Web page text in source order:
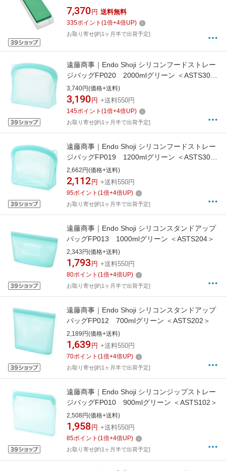
7,370 円 送料無料
335ポイント (1倍+4倍UP)
お取り寄せ[約1ヶ月半で出荷予定]
遠藤商事｜Endo Shoji シリコンフードストレー
ジバッグFP020 2000mlグリーン ＜ASTS304
＞
3,740円(価格+送料)
3,190 円 +送料550円
145ポイント (1倍+4倍UP)
お取り寄せ[約1ヶ月半で出荷予定]
遠藤商事｜Endo Shoji シリコンフードストレー
ジバッグFP019 1200mlグリーン ＜ASTS302
＞
2,662円(価格+送料)
2,112 円 +送料550円
95ポイント (1倍+4倍UP)
お取り寄せ[約1ヶ月半で出荷予定]
遠藤商事｜Endo Shoji シリコンスタンドアップ
バッグFP013 1000mlグリーン ＜ASTS204＞
2,343円(価格+送料)
1,793 円 +送料550円
80ポイント (1倍+4倍UP)
お取り寄せ[約1ヶ月半で出荷予定]
遠藤商事｜Endo Shoji シリコンスタンドアップ
バッグFP012 700mlグリーン ＜ASTS202＞
2,189円(価格+送料)
1,639 円 +送料550円
70ポイント (1倍+4倍UP)
お取り寄せ[約1ヶ月半で出荷予定]
遠藤商事｜Endo Shoji シリコンジップストレー
ジバッグFP010 900mlグリーン ＜ASTS102＞
2,508円(価格+送料)
1,958 円 +送料550円
85ポイント (1倍+4倍UP)
お取り寄せ[約1ヶ月半で出荷予定]